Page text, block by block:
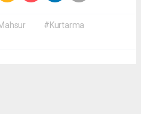
#Kurtarma